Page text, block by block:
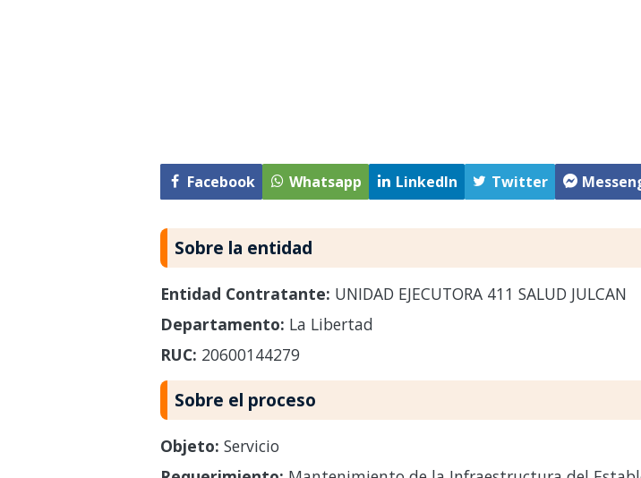
Facebook Whatsapp LinkedIn Twitter
Sobre la entidad
Entidad Contratante: UNIDAD EJECUTORA 411 SALUD JULCAN
Departamento: La Libertad
RUC: 20600144279
Sobre el proceso
Objeto: Servicio